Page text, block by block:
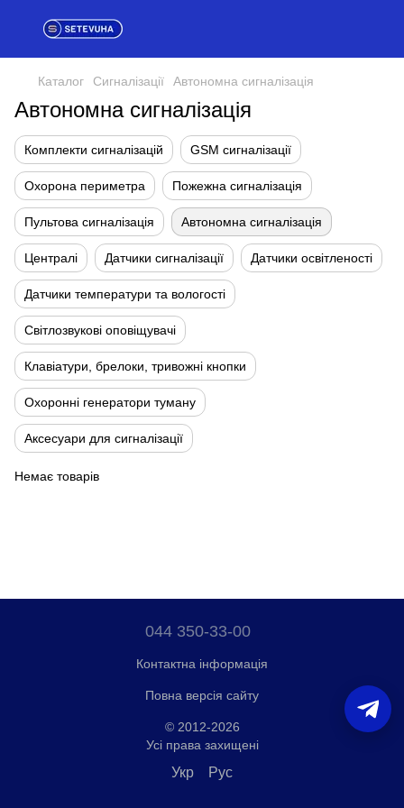
Каталог Сигналізації Автономна сигналізація
Автономна сигналізація
Комплекти сигналізацій GSM сигналізації
Охорона периметра Пожежна сигналізація
Пультова сигналізація Автономна сигналізація
Централі Датчики сигналізації Датчики освітленості
Датчики температури та вологості
Світлозвукові оповіщувачі
Клавіатури, брелоки, тривожні кнопки
Охоронні генератори туману
Аксесуари для сигналізації
Немає товарів
044 350-33-00
Контактна інформація
Повна версія сайту
© 2012-2026
Усі права захищені
Укр Рус